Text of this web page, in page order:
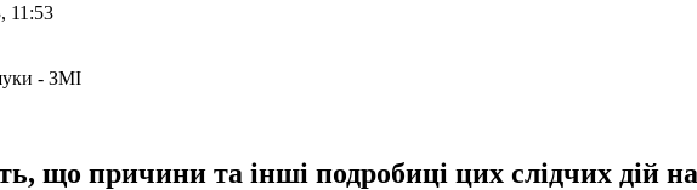
11:53
що причини та інші подробиці цих слідчих дій